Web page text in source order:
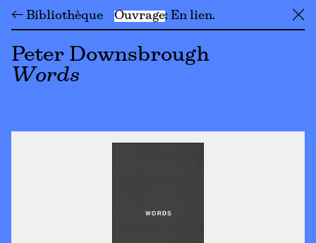
← Bibliothèque Ouvrage En lien ╳
Peter Downsbrough
Words